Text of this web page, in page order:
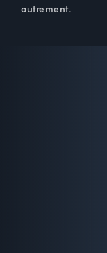
autrement.